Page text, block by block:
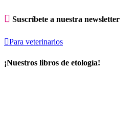
 Suscríbete a nuestra newsletter
Para veterinarios
¡Nuestros libros de etología!